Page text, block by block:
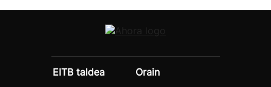
EITB taldea
Orain